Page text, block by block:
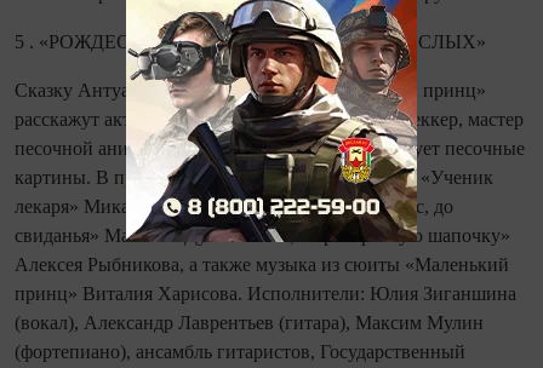
5 . «РОЖДЕСТВЕНСКАЯ СКАЗКА ДЛЯ ВЗРОСЛЫХ»
Сказку Антуана де Сент-Экзюпери «Маленький принц»
расскажут актеры Алексей Калиничев и Илья Беккер, мастер
песочной анимации Ляля Явкина онлайн нарисует песочные
картины. В программе музыка из кинофильмов: «Ученик
лекаря» Микаэла Таривердиева, «Мэри Поппинс, до
свиданья» Максима Дунаевского, «Про Красную шапочку»
Алексея Рыбникова, а также музыка из сюиты «Маленький
принц» Виталия Харисова. Исполнители: Юлия Зиганшина
(вокал), Александр Лаврентьев (гитара), Максим Мулин
(фортепиано), ансамбль гитаристов, Государственный